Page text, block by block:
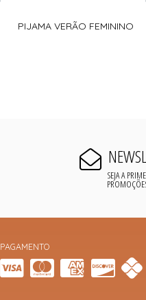
PIJAMA VERÃO FEMININO
SEJA A
PAGAMENTO